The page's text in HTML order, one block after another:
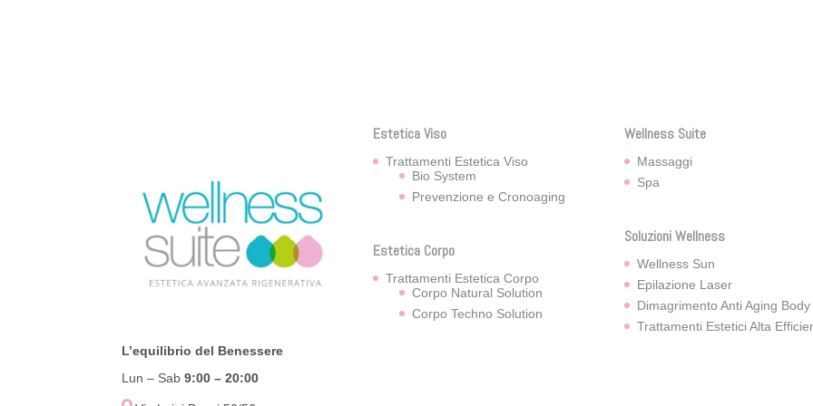
L’equilibrio del Benessere
Lun – Sab9:00 – 20:00
Estetica Viso
Trattamenti Estetica Viso
Bio System
Prevenzione e Cronoaging
Estetica Corpo
Trattamenti Estetica Corpo
Corpo Natural Solution
Corpo Techno Solution
Wellness Suite
Massaggi
Spa
Soluzioni Wellness
Wellness Sun
Epilazione Laser
Dimagrimento Anti Aging Body
Trattamenti Estetici Alta